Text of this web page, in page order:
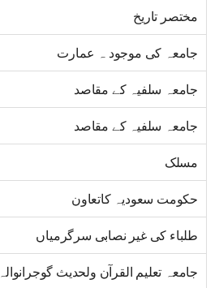
مختصر تاریخ
جامعہ کی موجود ہ عمارت
جامعہ سلفیہ کے مقاصد
جامعہ سلفیہ کے مقاصد
مسلک
حکومت سعودیہ کاتعاون
طلباء کی غیر نصابی سرگرمیاں
جامعہ تعلیم القرآن ولحدیث گوجرانوالہ